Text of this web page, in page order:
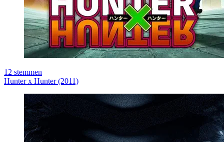
12 stemmen
Hunter x Hunter (2011)